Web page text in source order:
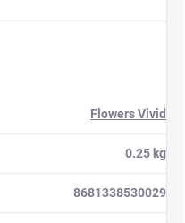
Flowers Vivid
0.25 kg
8681338530029